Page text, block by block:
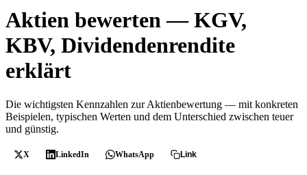
Aktien bewerten — KGV,
KBV, Dividendenrendite
erklärt
Die wichtigsten Kennzahlen zur Aktienbewertung — mit konkreten
Beispielen, typischen Werten und dem Unterschied zwischen teuer
und günstig.
X LinkedIn WhatsApp Link